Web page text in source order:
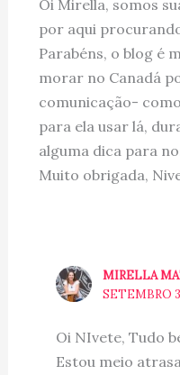
Oi Mirella, somos
por aqui
Parabéns, o blog é
morar no Canadá
comunicação-
para ela usar lá,
alguma dica para
Muito obrigada,
MIRELLA
SETEMBRO
Oi NIvete, Tudo
Estou meio